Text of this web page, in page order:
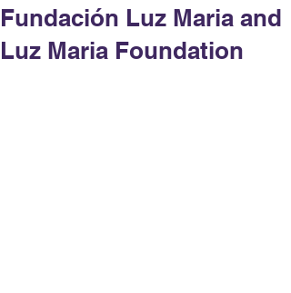
Fundación Luz Maria and
Luz Maria Foundation